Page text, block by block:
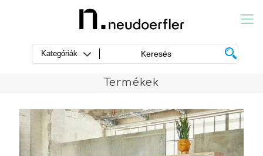
Termékek